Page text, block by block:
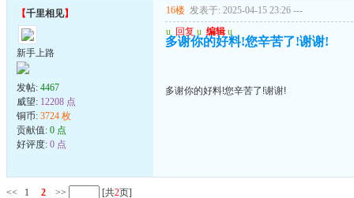
【千里相见】
新手上路
发帖: 4467
威望: 12208 点
铜币: 3724 枚
贡献值: 0 点
好评度: 0 点
16楼 发表于: 2025-04-15 23:26 ---
u 回复 u 编辑 u
多谢你的好料!您辛苦了!谢谢!
多谢你的好料!您辛苦了!谢谢!
<< 1 2 >> [共2页]